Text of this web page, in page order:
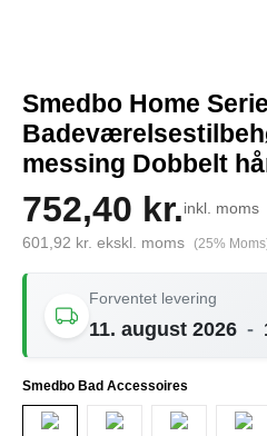
Smedbo Home Serie
messing Dobbelt
752,40 kr. inkl. moms
601,92 kr. ekskl. moms (25%
Forventet levering
11. august 2026 -
Vælg
Smedbo Bad Accessoires